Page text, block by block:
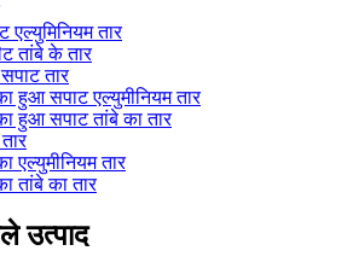
एल्युमिनियम तार
तांबे के तार
तार
हुआ सपाट एल्युमीनियम तार
हुआ सपाट तांबे का तार
एल्युमीनियम तार
तांबे का तार
उत्पाद